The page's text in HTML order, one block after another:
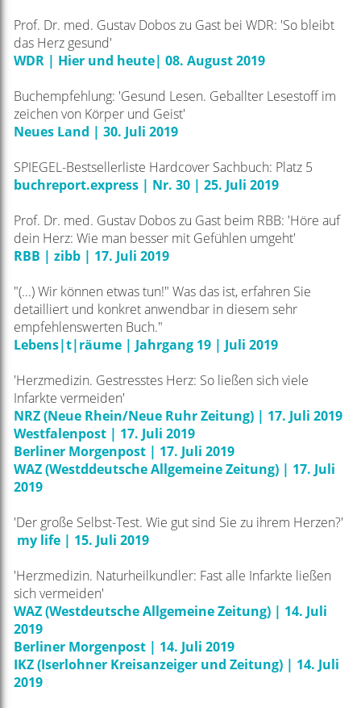
Prof. Dr. med. Gustav Dobos zu Gast bei WDR: 'So bleibt
das Herz gesund'
WDR | Hier und heute| 08. August 2019
Buchempfehlung: 'Gesund Lesen. Geballter Lesestoff im
zeichen von Körper und Geist'
Neues Land | 30. Juli 2019
SPIEGEL-Bestsellerliste Hardcover Sachbuch: Platz 5
buchreport.express | Nr. 30 | 25. Juli 2019
Prof. Dr. med. Gustav Dobos zu Gast beim RBB: 'Höre auf
dein Herz: Wie man besser mit Gefühlen umgeht'
RBB | zibb | 17. Juli 2019
"(...) Wir können etwas tun!" Was das ist, erfahren Sie
detailliert und konkret anwendbar in diesem sehr
empfehlenswerten Buch."
Lebens|t|räume | Jahrgang 19 | Juli 2019
'Herzmedizin. Gestresstes Herz: So ließen sich viele
Infarkte vermeiden'
NRZ (Neue Rhein/Neue Ruhr Zeitung) | 17. Juli 2019
Westfalenpost | 17. Juli 2019
Berliner Morgenpost | 17. Juli 2019
WAZ (Westddeutsche Allgemeine Zeitung) | 17. Juli
2019
'Der große Selbst-Test. Wie gut sind Sie zu ihrem Herzen?'
my life | 15. Juli 2019
'Herzmedizin. Naturheilkundler: Fast alle Infarkte ließen
sich vermeiden'
WAZ (Westdeutsche Allgemeine Zeitung) | 14. Juli
2019
Berliner Morgenpost | 14. Juli 2019
IKZ (Iserlohner Kreisanzeiger und Zeitung) | 14. Juli
2019